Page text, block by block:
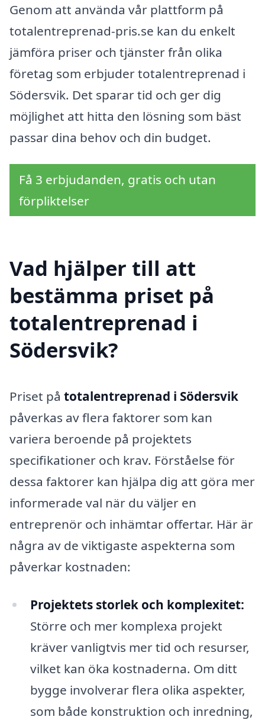
Genom att använda vår plattform på
totalentreprenad-pris.se kan du enkelt
jämföra priser och tjänster från olika
företag som erbjuder totalentreprenad i
Södersvik. Det sparar tid och ger dig
möjlighet att hitta den lösning som bäst
passar dina behov och din budget.
Få 3 erbjudanden, gratis och utan
förpliktelser
Vad hjälper till att
bestämma priset på
totalentreprenad i
Södersvik?
Priset på totalentreprenad i Södersvik
påverkas av flera faktorer som kan
variera beroende på projektets
specifikationer och krav. Förståelse för
dessa faktorer kan hjälpa dig att göra mer
informerade val när du väljer en
entreprenör och inhämtar offertar. Här är
några av de viktigaste aspekterna som
påverkar kostnaden:
Projektets storlek och komplexitet:
Större och mer komplexa projekt
kräver vanligtvis mer tid och resurser,
vilket kan öka kostnaderna. Om ditt
bygge involverar flera olika aspekter,
som både konstruktion och inredning,